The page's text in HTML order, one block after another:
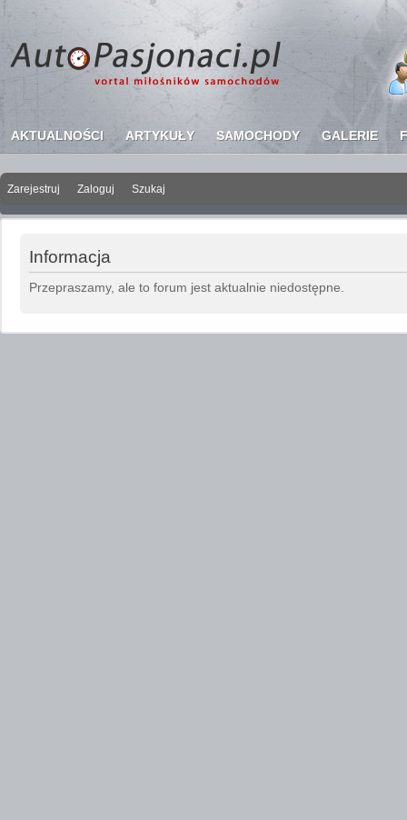
AKTUALNOŚCI ARTYKUŁY SAMOCHODY GALERIE
Zarejestruj Zaloguj Szukaj
Informacja
Przepraszamy, ale to forum jest aktualnie niedostępne.